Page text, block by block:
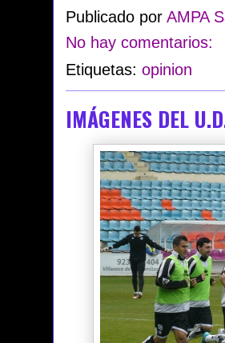
Publicado por AMPA
No hay comentarios:
Etiquetas: opinion
IMÁGENES DEL